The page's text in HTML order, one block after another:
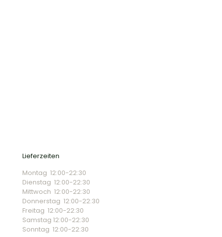
Lieferzeiten
Montag 12:00-22:30
Dienstag 12:00-22:30
Mittwoch 12:00-22:30
Donnerstag 12:00-22:30
Freitag 12:00-22:30
Samstag 12:00-22:30
Sonntag 12:00-22:30